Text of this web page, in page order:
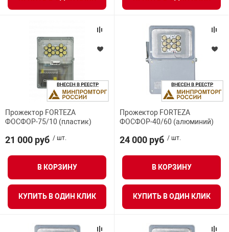
техника
автомобили
информации
техника
средства охраны
ключи
сигнализации
Прожектор FORTEZA
ФОСФОР-75/10 (пластик)
21 000 руб / шт.
В КОРЗИНУ
КУПИТЬ В ОДИН КЛИК
Прожектор FORTEZA
ФОСФОР-40/60 (алюминий)
24 000 руб / шт.
В КОРЗИНУ
КУПИТЬ В ОДИН КЛИК